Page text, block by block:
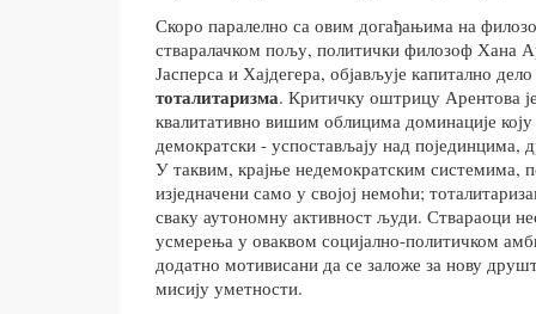
Скоро паралелно са овим догађањима на
стваралачком пољу, политички филозоф Хана
Јасперса и Хајдегера, објављује капитално дело
тоталитаризма. Критичку оштрицу Арентова
квалитативно вишим облицима доминације
демократски - успостављају над појединцима,
У таквим, крајње недемократским системима,
изједначени само у својој немоћи;
сваку аутономну активност људи. Ствараоци
усмерења у оваквом социјално-политичком
додатно мотивисани да се заложе за нову
мисију уметности.